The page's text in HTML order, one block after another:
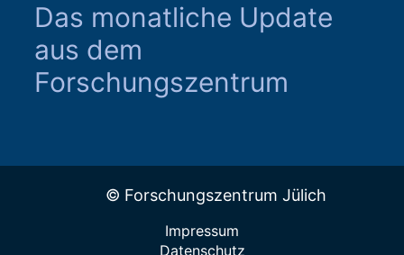
Das monatliche Update
aus dem
Forschungszentrum
© Forschungszentrum Jülich
Impressum
Datenschutz